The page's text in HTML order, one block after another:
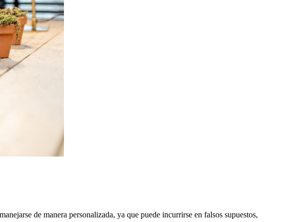
de manera personalizada, ya que puede incurrirse en falsos supuestos,